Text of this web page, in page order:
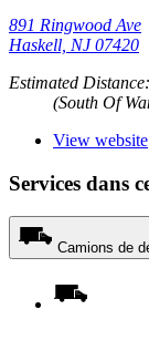
891 Ringwood Ave
Haskell, NJ 07420
Estimated Distance:
(South Of
View website
Services dans
Camions de